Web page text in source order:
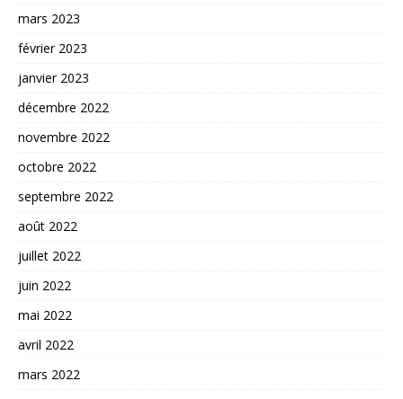
mars 2023
février 2023
janvier 2023
décembre 2022
novembre 2022
octobre 2022
septembre 2022
août 2022
juillet 2022
juin 2022
mai 2022
avril 2022
mars 2022